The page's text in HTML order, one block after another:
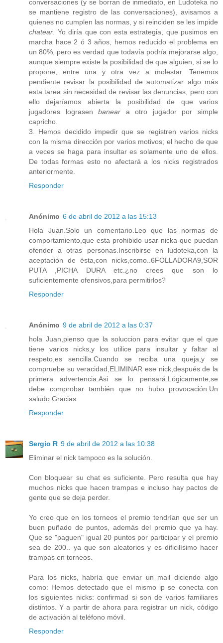
conversaciones (y se borran de inmediato, en Ludoteka no
se mantiene registro de las conversaciones), avisamos a
quienes no cumplen las normas, y si reinciden se les impide
chatear . Yo diría que con esta estrategia, que pusimos en
marcha hace 2 ó 3 años, hemos reducido el problema en
un 80%, pero es verdad que todavía podría mejorarse algo,
aunque siempre existe la posibilidad de que alguien, si se lo
propone, entre una y otra vez a molestar. Tenemos
pendiente revisar la posibilidad de automatizar algo más
esta tarea sin necesidad de revisar las denuncias, pero con
ello dejaríamos abierta la posibilidad de que varios
jugadores lograsenbanear a otro jugador por simple
capricho.
3. Hemos decidido impedir que se registren varios nicks
con la misma dirección por varios motivos; el hecho de que
a veces se haga para insultar es solamente uno de ellos.
De todas formas esto no afectará a los nicks registrados
anteriormente.
Responder
Anónimo 6 de abril de 2012 a las 15:13
Hola Juan.Solo un comentario.Leo que las normas de
comportamiento,que esta prohibido usar nicka que puedan
ofender a otras personas.Inscribirse en ludoteka,con la
aceptación de ésta,con nicks,como..6FOLLADORA9,SOR
PUTA ,PICHA DURA etc.¿no crees que son lo
suficientemente ofensivos,para permitirlos?
Responder
Anónimo 9 de abril de 2012 a las 0:37
hola Juan,pienso que la soluccion para evitar que el que
tiene varios nicks,y los utilice para insultar y faltar al
respeto,es sencilla.Cuando se reciba una queja,y se
compruebe su veracidad,ELIMINAR ese nick,después de la
primera advertencia.Asi se lo pensará.Lógicamente,se
debe comprobar también que no hubo provocación.Un
saludo.Gracias
Responder
Sergio R 9 de abril de 2012 a las 10:38
Eliminar el nick tampoco es la solución.
Con bloquear su chat es suficiente. Pero resulta que hay
muchos nicks que hacen trampas e incluso hay pactos de
gente que se deja perder.
Yo creo que en los torneos el premio tendrían que ser un
buen puñado de puntos, además del premio que ya hay.
Que se "paguen" igual 20 puntos por participar y el premio
sea de 200.. ya que son aleatorios y es dificilísimo hacer
trampas en torneos.
Para los nicks, habría que enviar un mail diciendo algo
como: Hemos detectado que el mismo ip se conecta con
los siguientes nicks: confirmad si son de varios familiares
distintos. Y a partir de ahora para registrar un nick, código
de activación al teléfono móvil.
Responder